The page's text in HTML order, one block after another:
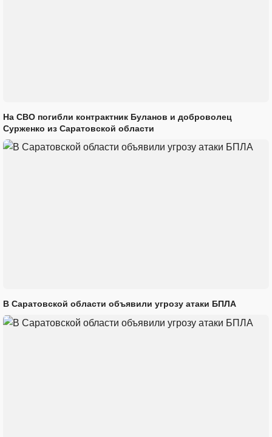
На СВО погибли контрактник Буланов и доброволец
Сурженко из Саратовской области
В Саратовской области объявили угрозу атаки БПЛА